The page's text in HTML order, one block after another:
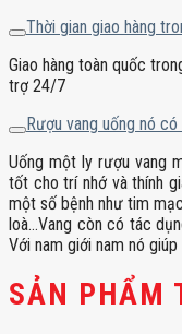
Thời gian giao hàng
Giao hàng toàn quốc
trợ 24/7
Rượu vang uống nó
Uống một ly rượu vang
tốt cho trí nhớ và thính
một số bệnh như tim
loà…Vang còn có tác
Với nam giới nam nó
SẢN PHẨM